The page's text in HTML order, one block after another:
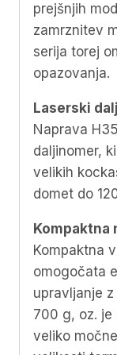
prejšnjih
zamrznitev
serija torej
opazovanja.
Laserski
Naprava
daljinomer,
velikih
domet do
Kompaktna
Kompaktna
omogočata
upravljanje
700 g, oz. je
veliko